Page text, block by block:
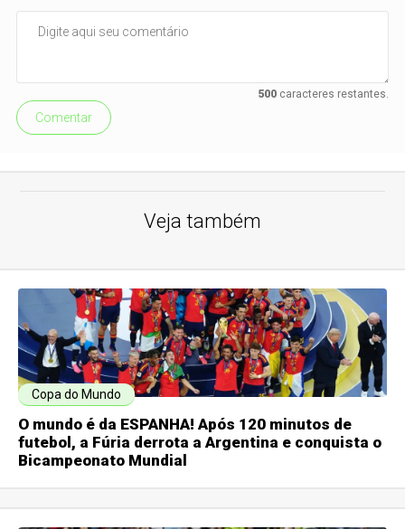
500caracteres restantes.
Comentar
Veja também
Copa do Mundo
O mundo é da ESPANHA! Após 120 minutos de
futebol, a Fúria derrota a Argentina e conquista o
Bicampeonato Mundial